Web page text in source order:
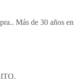
Más de 30 años en